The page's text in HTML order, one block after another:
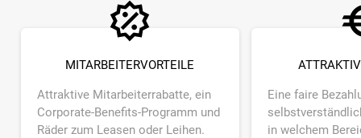
MITARBEITERVORTEILE
Attraktive Mitarbeiterrabatte, ein
Corporate-Benefits-Programm und
Räder zum Leasen oder Leihen.
Eine faire
in welchem